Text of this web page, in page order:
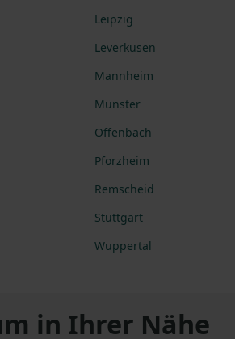
Leipzig
Leverkusen
Mannheim
Münster
Offenbach
Pforzheim
Remscheid
Stuttgart
Wuppertal
in Ihrer Nähe